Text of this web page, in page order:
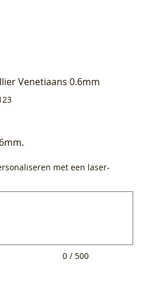
Venetiaans 0.6mm
met een laser-
0 / 500